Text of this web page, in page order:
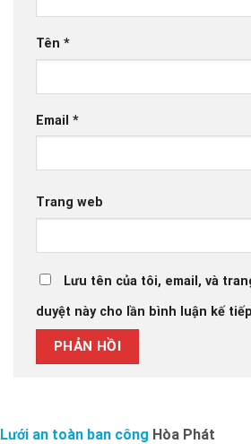
Tên *
Email *
Trang web
Lưu tên của tôi, email, và
duyệt này cho lần bình luận kế
Lưới an toàn ban công Hòa Phát